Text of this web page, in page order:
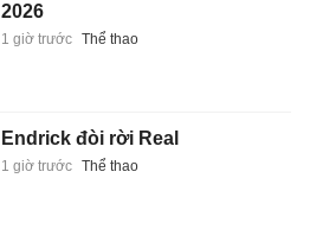
2026
1 giờ trước Thể thao
Endrick đòi rời Real
1 giờ trước Thể thao